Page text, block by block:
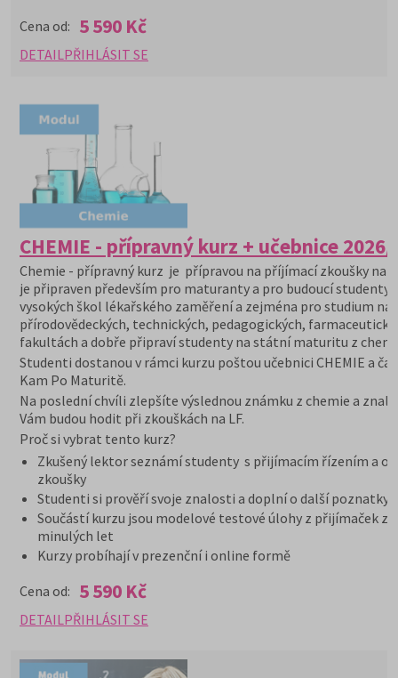
Cena od: 5 590 Kč
DETAIL PŘIHLÁSIT SE
CHEMIE - přípravný kurz + učebnice 2026/
Chemie - přípravný kurz je přípravou na příjímací zkoušky na
je připraven především pro maturanty a pro budoucí studenty
vysokých škol lékařského zaměření a zejména pro studium na
přírodovědeckých, technických, pedagogických,
fakultách a dobře připraví studenty na státní maturitu z
Studenti dostanou v rámci kurzu poštou učebnici CHEMIE a
Kam Po Maturitě.
Na poslední chvíli zlepšíte výslednou známku z chemie a
Vám budou hodit při zkouškách na LF.
Proč si vybrat tento kurz?
Zkušený lektor seznámí studenty s přijímacím řízením a
zkoušky
Studenti si prověří svoje znalosti a doplní o další poznatky
Součástí kurzu jsou modelové testové úlohy z přijímaček z
minulých let
Kurzy probíhají v prezenční i online formě
Cena od: 5 590 Kč
DETAILPŘIHLÁSIT SE